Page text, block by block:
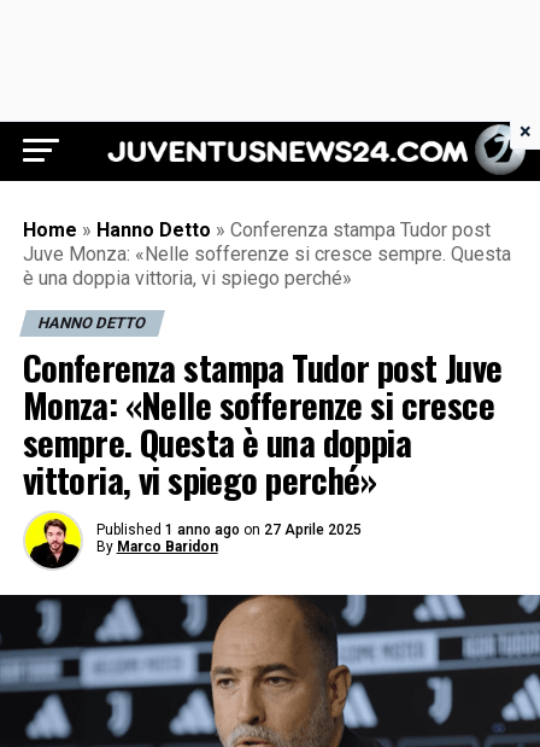
Juventus News 24
Home » Hanno Detto » Conferenza stampa Tudor post
Juve Monza: «Nelle sofferenze si cresce sempre. Questa
è una doppia vittoria, vi spiego perché»
HANNO DETTO
Conferenza stampa Tudor post Juve
Monza: «Nelle sofferenze si cresce
sempre. Questa è una doppia
vittoria, vi spiego perché»
Published 1 anno ago on 27 Aprile 2025
By Marco Baridon
×